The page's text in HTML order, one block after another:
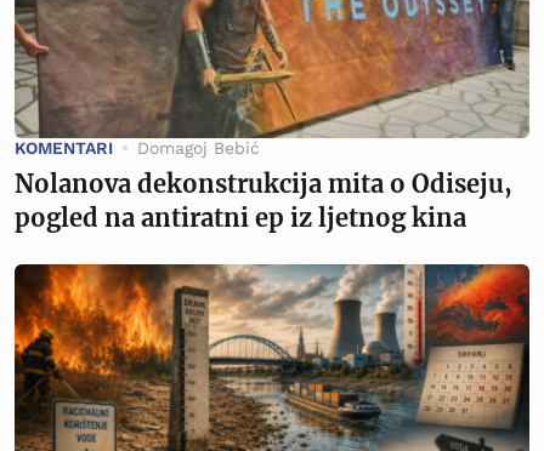
KOMENTARI Domagoj Bebić
Nolanova dekonstrukcija mita o Odiseju,
pogled na antiratni ep iz ljetnog kina